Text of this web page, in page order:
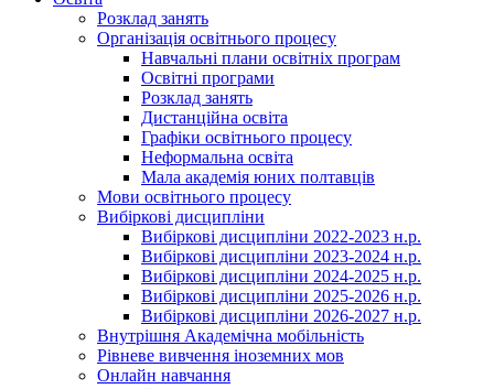
Розклад занять
Організація освітнього процесу
Навчальні плани освітніх програм
Освітні програми
Розклад занять
Дистанційна освіта
Графіки освітнього процесу
Неформальна освіта
Мала академія юних полтавців
Мови освітнього процесу
Вибіркові дисципліни
Вибіркові дисципліни 2022-2023 н.р.
Вибіркові дисципліни 2023-2024 н.р.
Вибіркові дисципліни 2024-2025 н.р.
Вибіркові дисципліни 2025-2026 н.р.
Вибіркові дисципліни 2026-2027 н.р.
Внутрішня Академічна мобільність
Рівневе вивчення іноземних мов
Онлайн навчання